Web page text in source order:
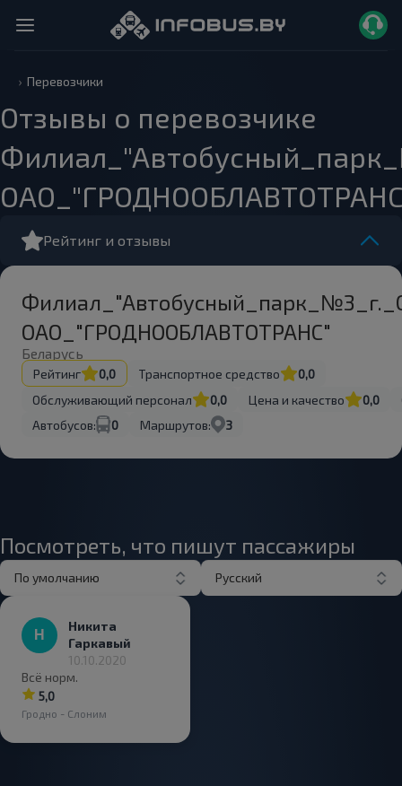
Перевозчики
Отзывы о перевозчике
Рейтинг и отзывы
ОАО_"ГРОДНООБЛАВТОТРАНС"
Беларусь
Рейтинг 0,0 Транспортное средство
0,0
Обслуживающий персонал
0,0 Цена и качество 0,0
Автобусов:
0 Маршрутов: 3
Посмотреть, что пишут пассажиры
По умолчанию Русский
Никита
Гаркавый
10.10.2020
Всё норм.
5,0
Гродно - Слоним